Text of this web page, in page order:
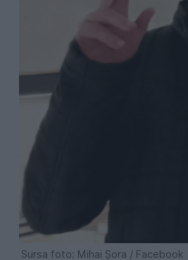
Sursa foto: Mihai Șora / Facebook